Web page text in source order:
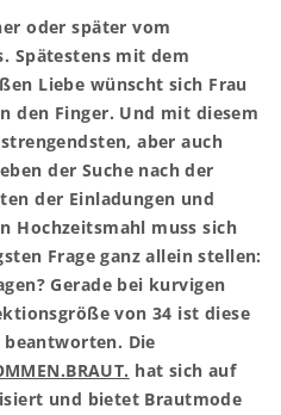
oder später vom
Spätestens mit dem
Liebe wünscht sich Frau
den Finger. Und mit diesem
aber auch
der Suche nach der
der Einladungen und
Hochzeitsmahl muss sich
Frage ganz allein stellen:
Gerade bei kurvigen
von 34 ist diese
Die
hat sich auf
und bietet Brautmode